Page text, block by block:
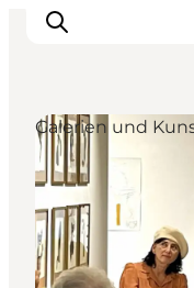
Galerien und